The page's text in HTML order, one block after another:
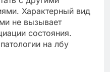
Характерный вид
не вызывает
состояния.
на лбу